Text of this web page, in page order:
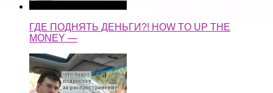
ГДЕ ПОДНЯТЬ ДЕНЬГИ?! HOW TO UP THE
MONEY —